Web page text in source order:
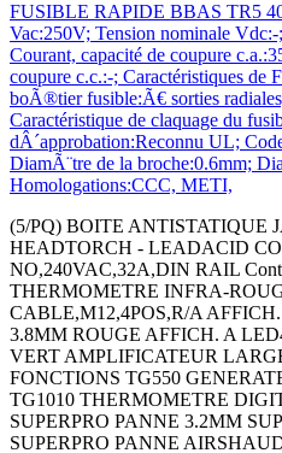
FUSIBLE RAPIDE BBAS TR5
Vac:250V; Tension nominale
Courant, capacité de coupure
coupure c.c.:-; Caractéristiques de
boÃ®tier fusible:Ã€ sorties
Caractéristique de claquage du
dÂ´approbation:Reconnu UL;
DiamÃ¨tre de la broche:0.6mm;
Homologations:CCC, METI,
(5/PQ) BOITE ANTISTATIQUE
HEADTORCH - LEADACID
NO,240VAC,32A,DIN RAIL
THERMOMETRE INFRA-
CABLE,M12,4POS,R/A
3.8MM ROUGE AFFICH. A
VERT AMPLIFICATEUR
FONCTIONS TG550
TG1010 THERMOMETRE
SUPERPRO PANNE 3.2MM
SUPERPRO PANNE